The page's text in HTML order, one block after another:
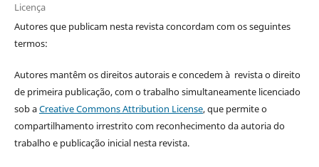
Licença
Autores que publicam nesta revista concordam com os seguintes
termos:
Autores mantêm os direitos autorais e concedem à revista o direito
de primeira publicação, com o trabalho simultaneamente licenciado
sob aCreative Commons Attribution License, que permite o
compartilhamento irrestrito com reconhecimento da autoria do
trabalho e publicação inicial nesta revista.